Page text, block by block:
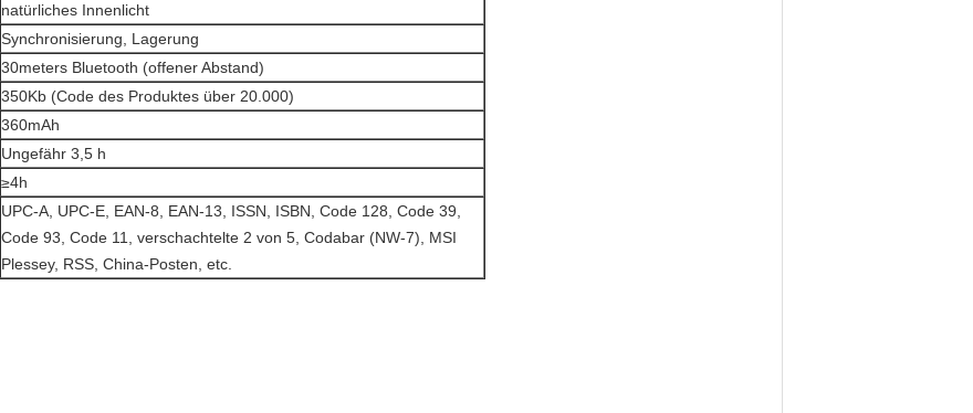
natürliches Innenlicht
Synchronisierung, Lagerung
30meters Bluetooth (offener Abstand)
350Kb (Code des Produktes über 20.000)
360mAh
Ungefähr 3,5 h
≥4h
UPC-A, UPC-E, EAN-8, EAN-13, ISSN, ISBN, Code 128, Code 39,
Code 93, Code 11, verschachtelte 2 von 5, Codabar (NW-7), MSI
Plessey, RSS, China-Posten, etc.